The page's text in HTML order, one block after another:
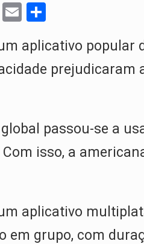
X
E
ail ar
e
aplicativo popular
prejudicaram
passou-se a
isso, a
aplicativo
em grupo, com